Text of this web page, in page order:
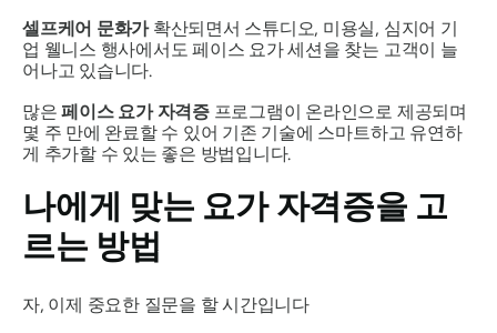
셀프케어 문화가확산되면서 스튜디오, 미용실, 심지어 기
업 웰니스 행사에서도 페이스 요가 세션을 찾는 고객이 늘
어나고 있습니다.
많은페이스 요가 자격증프로그램이 온라인으로 제공되며
몇 주 만에 완료할 수 있어 기존 기술에 스마트하고 유연하
게 추가할 수 있는 좋은 방법입니다.
나에게 맞는 요가 자격증을 고
르는 방법
자, 이제 중요한 질문을 할 시간입니다